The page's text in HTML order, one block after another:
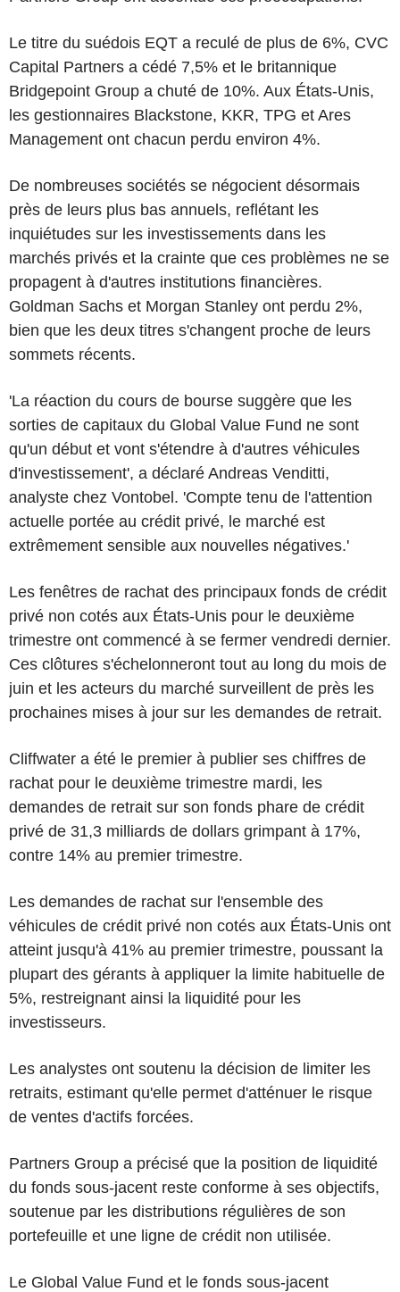
Le titre du suédois EQT a reculé de plus de 6%, CVC
Capital Partners a cédé 7,5% et le britannique
Bridgepoint Group a chuté de 10%. Aux États-Unis,
les gestionnaires Blackstone, KKR, TPG et Ares
Management ont chacun perdu environ 4%.
De nombreuses sociétés se négocient désormais
près de leurs plus bas annuels, reflétant les
inquiétudes sur les investissements dans les
marchés privés et la crainte que ces problèmes ne se
propagent à d'autres institutions financières.
Goldman Sachs et Morgan Stanley ont perdu 2%,
bien que les deux titres s'changent proche de leurs
sommets récents.
'La réaction du cours de bourse suggère que les
sorties de capitaux du Global Value Fund ne sont
qu'un début et vont s'étendre à d'autres véhicules
d'investissement', a déclaré Andreas Venditti,
analyste chez Vontobel. 'Compte tenu de l'attention
actuelle portée au crédit privé, le marché est
extrêmement sensible aux nouvelles négatives.'
Les fenêtres de rachat des principaux fonds de crédit
privé non cotés aux États-Unis pour le deuxième
trimestre ont commencé à se fermer vendredi dernier.
Ces clôtures s'échelonneront tout au long du mois de
juin et les acteurs du marché surveillent de près les
prochaines mises à jour sur les demandes de retrait.
Cliffwater a été le premier à publier ses chiffres de
rachat pour le deuxième trimestre mardi, les
demandes de retrait sur son fonds phare de crédit
privé de 31,3 milliards de dollars grimpant à 17%,
contre 14% au premier trimestre.
Les demandes de rachat sur l'ensemble des
véhicules de crédit privé non cotés aux États-Unis ont
atteint jusqu'à 41% au premier trimestre, poussant la
plupart des gérants à appliquer la limite habituelle de
5%, restreignant ainsi la liquidité pour les
investisseurs.
Les analystes ont soutenu la décision de limiter les
retraits, estimant qu'elle permet d'atténuer le risque
de ventes d'actifs forcées.
Partners Group a précisé que la position de liquidité
du fonds sous-jacent reste conforme à ses objectifs,
soutenue par les distributions régulières de son
portefeuille et une ligne de crédit non utilisée.
Le Global Value Fund et le fonds sous-jacent